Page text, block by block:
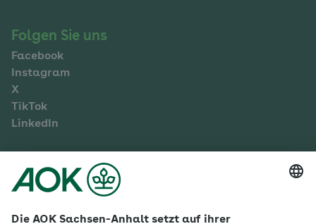
Folgen Sie uns
Facebook
Instagram
X
TikTok
LinkedIn
Mehr zur AOK Sachsen-Anhalt
Karriere